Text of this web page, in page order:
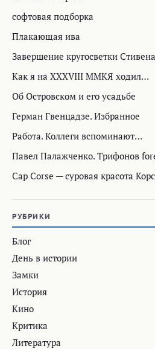
софтовая подборка
Плакающая ива
Завершение кругосветки
Как я на XXXVIII ММКЯ ходил…
Об Островском и его усадьбе
Герман Гвенцадзе. Избранное
Работа. Коллеги вспоминают…
Павел Палажченко. Трифонов
Cap Corse — суровая красота
РУБРИКИ
Блог
День в истории
Замки
История
Кино
Критика
Литература